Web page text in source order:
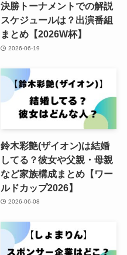
決勝トーナメントでの解説
スケジュールは？出演番組
まとめ【2026W杯】
2026-06-19
鈴木彩艶(ザイオン)は結婚
してる？彼女や父親・母親
など家族構成まとめ【ワー
ルドカップ2026】
2026-06-08